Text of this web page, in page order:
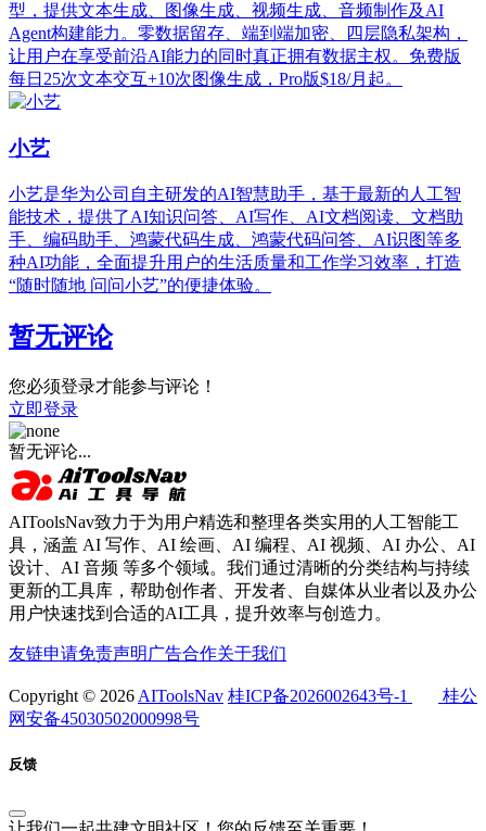
型，提供文本生成、图像生成、视频生成、音频制作及AI
Agent构建能力。零数据留存、端到端加密、四层隐私架构，
让用户在享受前沿AI能力的同时真正拥有数据主权。免费版
每日25次文本交互+10次图像生成，Pro版$18/月起。
小艺
小艺是华为公司自主研发的AI智慧助手，基于最新的人工智
能技术，提供了AI知识问答、AI写作、AI文档阅读、文档助
手、编码助手、鸿蒙代码生成、鸿蒙代码问答、AI识图等多
种AI功能，全面提升用户的生活质量和工作学习效率，打造
“随时随地 问问小艺”的便捷体验。
暂无评论
您必须登录才能参与评论！
立即登录
暂无评论...
AIToolsNav致力于为用户精选和整理各类实用的人工智能工
具，涵盖 AI 写作、AI 绘画、AI 编程、AI 视频、AI 办公、AI
设计、AI 音频 等多个领域。我们通过清晰的分类结构与持续
更新的工具库，帮助创作者、开发者、自媒体从业者以及办公
用户快速找到合适的AI工具，提升效率与创造力。
友链申请免责声明 广告合作关于我们
Copyright © 2026 AIToolsNav 桂ICP备2026002643号-1
桂公
网安备45030502000998号
反馈